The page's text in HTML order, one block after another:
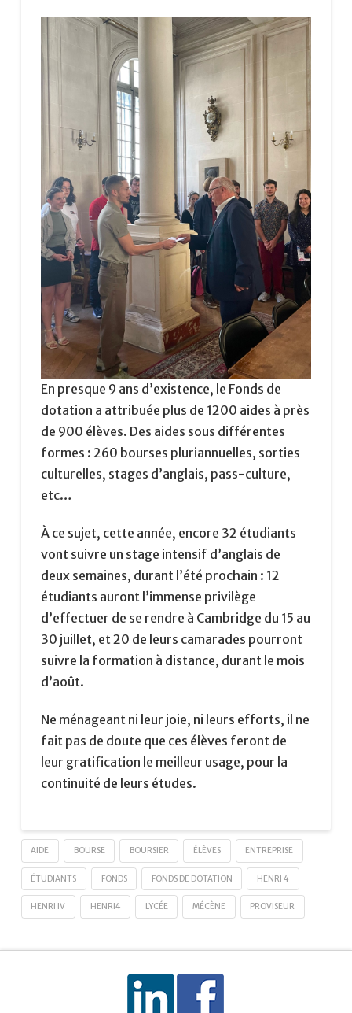
En presque 9 ans d’existence, le Fonds de
dotation a attribuée plus de 1200 aides à près
de 900 élèves. Des aides sous différentes
formes : 260 bourses pluriannuelles, sorties
culturelles, stages d’anglais, pass-culture,
etc…
À ce sujet, cette année, encore 32 étudiants
vont suivre un stage intensif d’anglais de
deux semaines, durant l’été prochain : 12
étudiants auront l’immense privilège
d’effectuer de se rendre à Cambridge du 15 au
30 juillet, et 20 de leurs camarades pourront
suivre la formation à distance, durant le mois
d’août.
Ne ménageant ni leur joie, ni leurs efforts, il ne
fait pas de doute que ces élèves feront de
leur gratification le meilleur usage, pour la
continuité de leurs études.
AIDE BOURSE BOURSIER ÉLÈVES ENTREPRISE
ÉTUDIANTS FONDS FONDS DE DOTATION HENRI 4
HENRI IV HENRI4 LYCÉE MÉCÈNE PROVISEUR